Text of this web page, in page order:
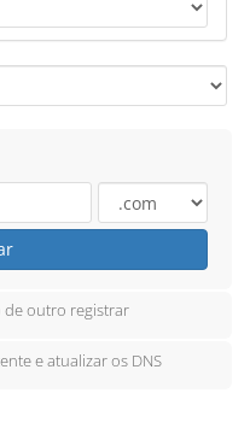
de outro registrar
e atualizar os DNS